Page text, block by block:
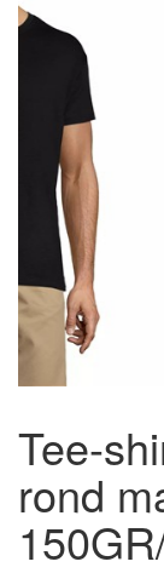
Tee-
rond